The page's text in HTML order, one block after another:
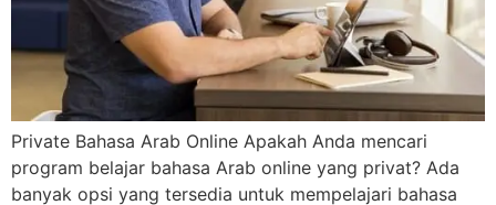
Private Bahasa Arab Online Apakah Anda mencari
program belajar bahasa Arab online yang privat? Ada
banyak opsi yang tersedia untuk mempelajari bahasa